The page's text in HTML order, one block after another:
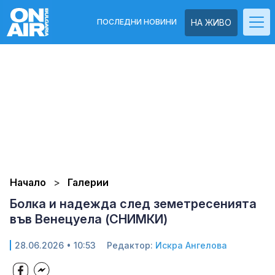
НА ЖИВО
ПОСЛЕДНИ НОВИНИ
Начало Галерии
Болка и надежда след земетресенията
във Венецуела (СНИМКИ)
28.06.2026 • 10:53 Редактор: Искра Ангелова